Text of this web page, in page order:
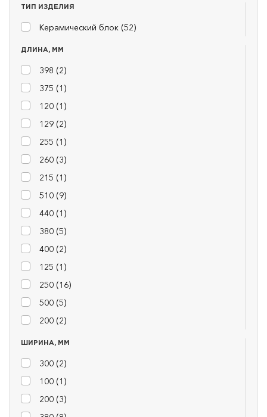
ТИП ИЗДЕЛИЯ
Керамический блок (52)
ДЛИНА, ММ
398 (2)
375 (1 )
120 (1 )
129 (2)
255 (1 )
260 (3)
215 (1 )
510 (9)
440 (1 )
380 (5)
400 (2)
125 (1 )
250 (16)
500 (5)
200 (2)
ШИРИНА, ММ
300 (2)
100 (1 )
200 (3)